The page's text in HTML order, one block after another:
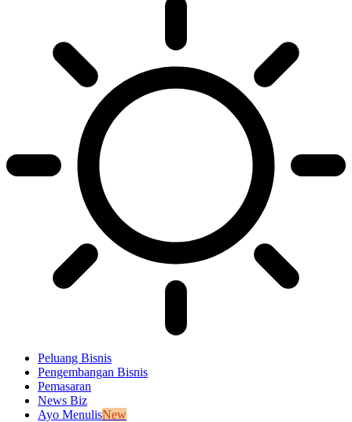
Peluang Bisnis
Pengembangan Bisnis
Pemasaran
News Biz
Ayo MenulisNew